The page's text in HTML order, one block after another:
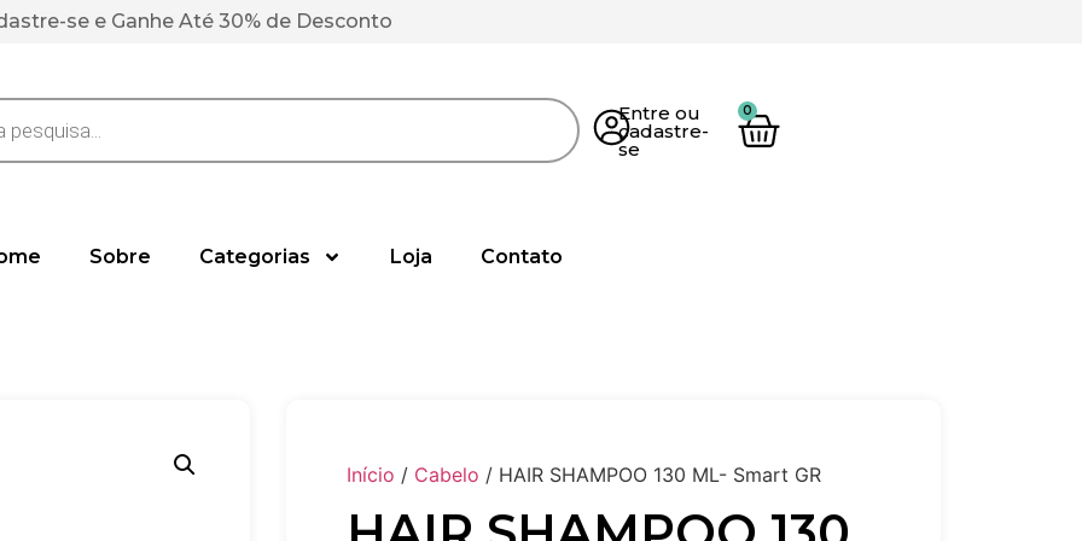
se e Ganhe Até 30% de Desconto
Entre ou
cadastre-
se
Sobre Categorias Loja Contato
Início / Cabelo / HAIR SHAMPOO 130 ML- Smart GR